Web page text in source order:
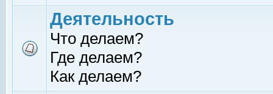
Деятельность
Что делаем?
Где делаем?
Как делаем?